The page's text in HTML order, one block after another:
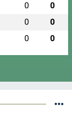
0 0
0 0
0 0